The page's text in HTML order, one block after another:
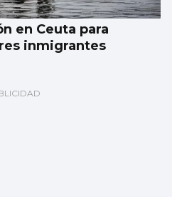
en Ceuta para
inmigrantes